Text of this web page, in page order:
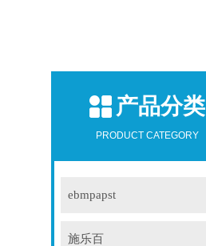
产品分类
PRODUCT CATEGORY
ebmpapst
施乐百